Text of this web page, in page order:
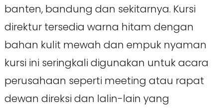
banten, bandung dan sekitarnya. Kursi
direktur tersedia warna hitam dengan
bahan kulit mewah dan empuk nyaman
kursi ini seringkali digunakan untuk acara
perusahaan seperti meeting atau rapat
dewan direksi dan lalin-lain yang